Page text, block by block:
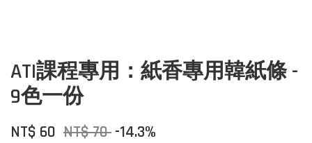
ATI課程專用：紙香專用韓紙條 -
9色一份
NT$ 60 NT$ 70 -14.3%